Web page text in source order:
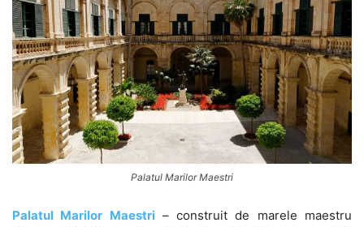
Palatul Marilor Maestri
Palatul Marilor Maestri– construit de marele maestru